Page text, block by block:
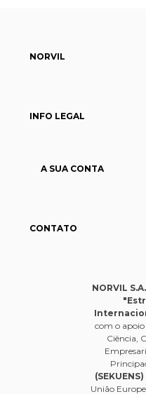
NORVIL
INFO LEGAL
A SUA CONTA
CONTATO
NORVIL S.A.
com o
Ciência,
(SEKUENS)
União